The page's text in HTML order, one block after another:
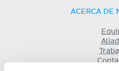
ACERCA DE